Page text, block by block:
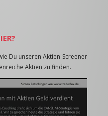
Du unseren Aktien-Screener
Aktien zu finden.